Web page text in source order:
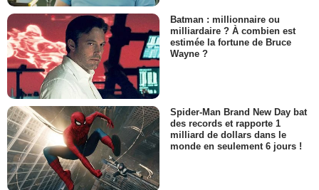
Batman : millionnaire ou
milliardaire ? À combien est
estimée la fortune de Bruce
Wayne ?
Spider-Man Brand New Day bat
des records et rapporte 1
milliard de dollars dans le
monde en seulement 6 jours !